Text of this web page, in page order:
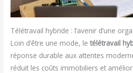
Télétravail hybride : l’avenir d’une
Loin d’être une mode, letélétravail
réponse durable aux attentes
réduit les coûts immobiliers et